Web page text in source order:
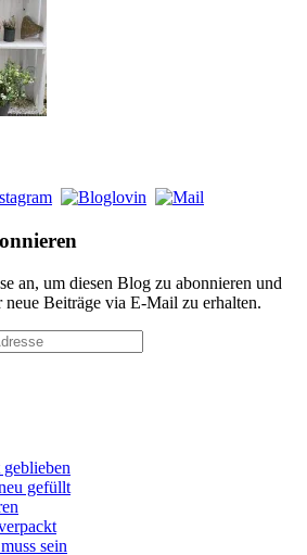
an, um diesen Blog zu abonnieren und
Beiträge via E-Mail zu erhalten.
gefüllt
sein